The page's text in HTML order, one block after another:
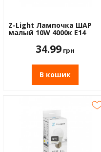
Z-Light Лампочка ШАР
малый 10W 4000к Е14
34.99грн
В кошик